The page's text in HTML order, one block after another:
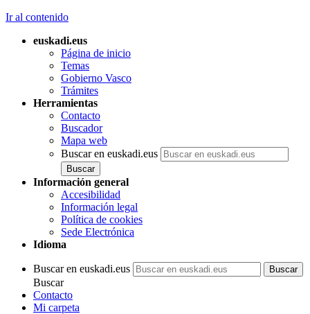
Ir al contenido
euskadi.eus
Página de inicio
Temas
Gobierno Vasco
Trámites
Herramientas
Contacto
Buscador
Mapa web
Buscar en euskadi.eus
Información general
Accesibilidad
Información legal
Política de cookies
Sede Electrónica
Idioma
Buscar en euskadi.eus
Buscar
Contacto
Mi carpeta